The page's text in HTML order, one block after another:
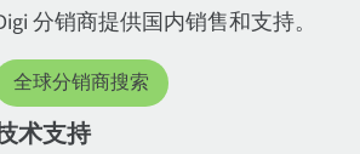
分销商提供国内销售和支持。
全球分销商搜索
术支持